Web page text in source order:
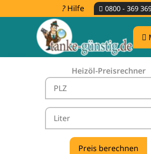
Hilfe 0800 - 369
Heizöl-Preisrechner
Heizölpreise Nesow -
vergleichen & günstig tanken